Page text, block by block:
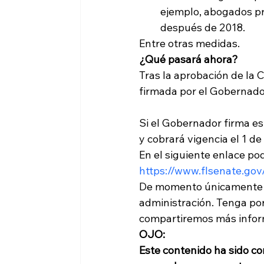
ejemplo, abogados
después de 2018.
Entre otras medidas.
¿Qué pasará ahora?
Tras la aprobación de la
Si el Gobernador firma
y cobrará vigencia el 1
En el siguiente enlace
https://
De momento
administración. Tenga
compartiremos más
OJO:
Este contenido ha sido